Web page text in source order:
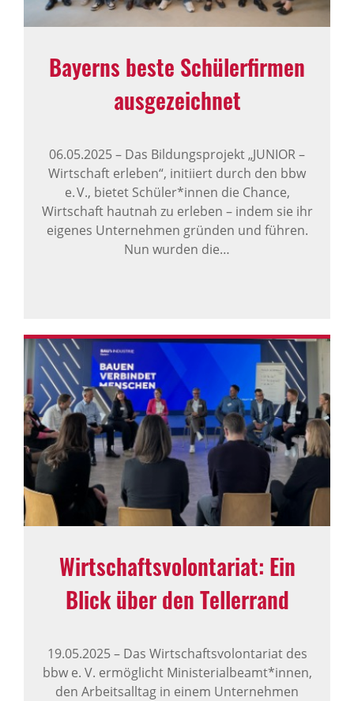
Bayerns beste Schü­ler­firmen
ausge­zeichnet
06.05.2025– Das Bildungsprojekt „JUNIOR –
Wirtschaft erleben“, initiiert durch den bbw
e. V., bietet Schüler*innen die Chance,
Wirtschaft hautnah zu erleben – indem sie ihr
eigenes Unternehmen gründen und führen.
Nun wurden die…
Wirt­schafts­vo­lon­ta­riat: Ein
Blick über den Teller­rand
19.05.2025–Das Wirtschaftsvolontariat des
bbw e. V. ermöglicht Ministerialbeamt*innen,
den Arbeitsalltag in einem Unternehmen